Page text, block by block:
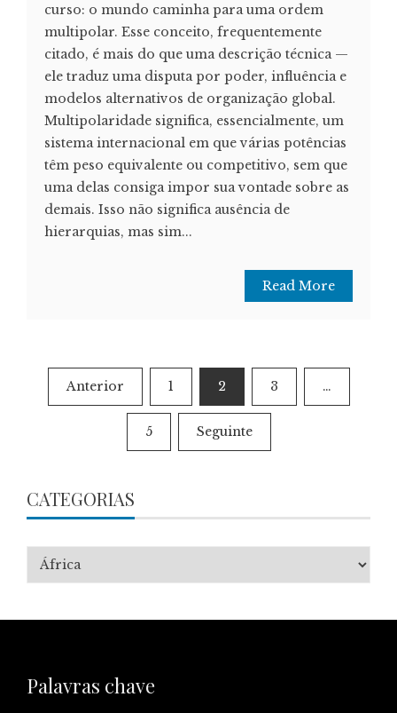
curso: o mundo caminha para uma ordem
multipolar. Esse conceito, frequentemente
citado, é mais do que uma descrição técnica —
ele traduz uma disputa por poder, influência e
modelos alternativos de organização global.
Multipolaridade significa, essencialmente, um
sistema internacional em que várias potências
têm peso equivalente ou competitivo, sem que
uma delas consiga impor sua vontade sobre as
demais. Isso não significa ausência de
hierarquias, mas sim...
Read More
Paginação
dos
conteúdos
Anterior 1 2 3 …
5 Seguinte
CATEGORIAS
Categorias
Palavras chave